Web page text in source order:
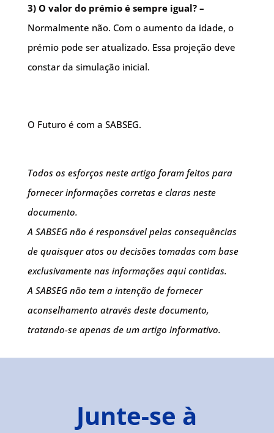
3) O valor do prémio é sempre igual? –
Normalmente não. Com o aumento da idade, o
prémio pode ser atualizado. Essa projeção deve
constar da simulação inicial.
O Futuro é com a SABSEG.
Todos os esforços neste artigo foram feitos para
fornecer informações corretas e claras neste
documento.
A SABSEG não é responsável pelas consequências
de quaisquer atos ou decisões tomadas com base
exclusivamente nas informações aqui contidas.
A SABSEG não tem a intenção de fornecer
aconselhamento através deste documento,
tratando-se apenas de um artigo informativo.
Junte-se à